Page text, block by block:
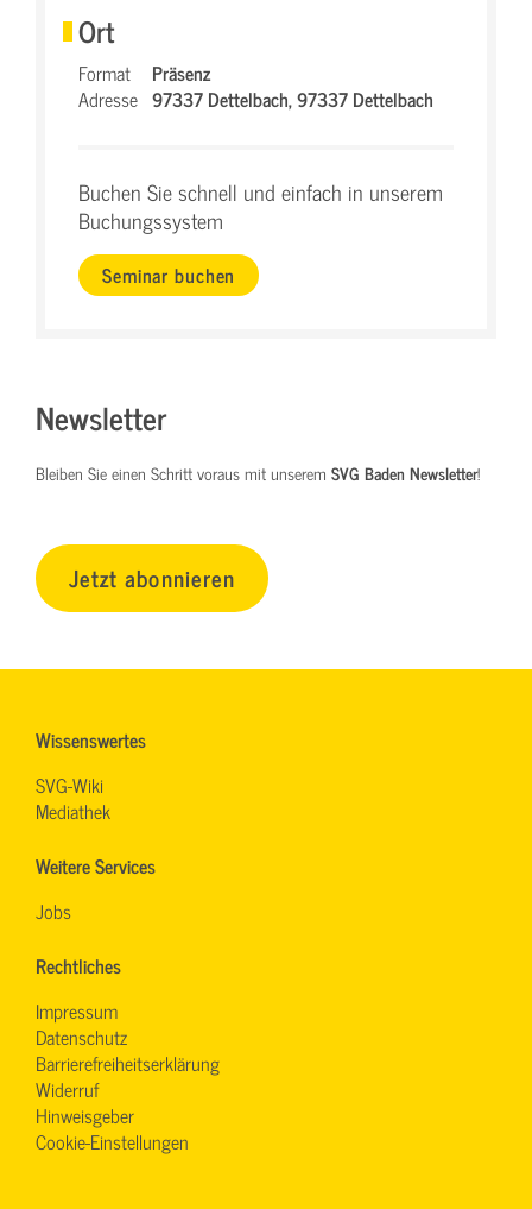
Ort
Format
Präsenz
Adresse 97337 Dettelbach,97337 Dettelbach
Buchen Sie schnell und einfach in unserem
Buchungssystem
Seminar buchen
Newsletter
Bleiben Sie einen Schritt voraus mit unserem SVG Baden Newsletter!
Jetzt abonnieren
Wissenswertes
SVG-Wiki
Mediathek
Weitere Services
Jobs
Rechtliches
Impressum
Datenschutz
Barrierefreiheitserklärung
Widerruf
Hinweisgeber
Cookie-Einstellungen